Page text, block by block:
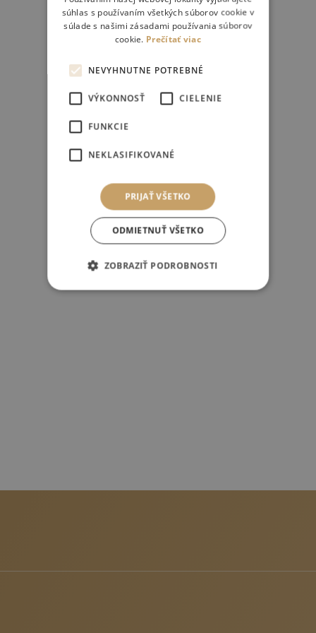
súhlas s používaním všetkých súborov cookie v
súlade s našimi zásadami používania súborov
cookie. Prečítať viac
NEVYHNUTNE POTREBNÉ
VÝKONNOSŤ CIELENIE
FUNKCIE
NEKLASIFIKOVANÉ
PRIJAŤ VŠETKO
ODMIETNUŤ VŠETKO
ZOBRAZIŤ PODROBNOSTI